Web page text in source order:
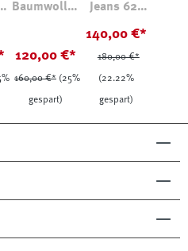
Baumwollbl
120,00 €*
160,00 €* (25%
gespart)
Jeans 627
140,00 €*
180,00 €*
(22.22%
gespart)